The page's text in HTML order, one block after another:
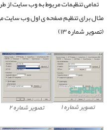
تمامی تنظیمات مربوط به وب سایت از
(تصویر شماره ۱۳)
تصویر شماره ۱ تصویر شماره ۲